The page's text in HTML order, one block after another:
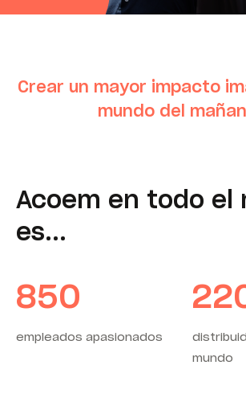
Crear un mayor impacto
mundo del
Acoem en todo el
es...
850
empleados apasionados
mundo